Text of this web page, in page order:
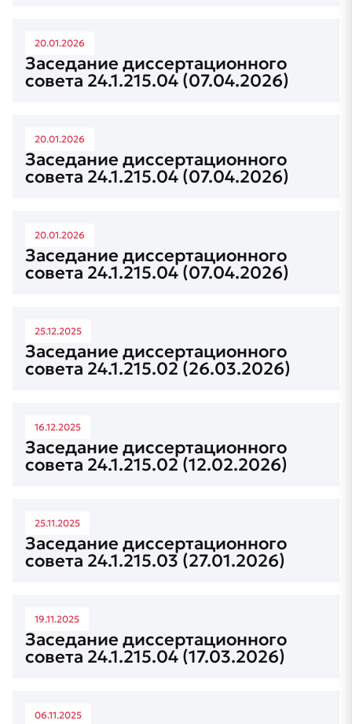
20.01.2026
Заседание диссертационного
совета 24.1.215.04 (07.04.2026)
20.01.2026
Заседание диссертационного
совета 24.1.215.04 (07.04.2026)
20.01.2026
Заседание диссертационного
совета 24.1.215.04 (07.04.2026)
25.12.2025
Заседание диссертационного
совета 24.1.215.02 (26.03.2026)
16.12.2025
Заседание диссертационного
совета 24.1.215.02 (12.02.2026)
25.11.2025
Заседание диссертационного
совета 24.1.215.03 (27.01.2026)
19.11.2025
Заседание диссертационного
совета 24.1.215.04 (17.03.2026)
06.11.2025